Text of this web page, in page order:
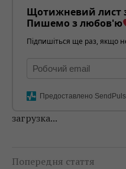
Щотижневий лист
Пишемо з любов'ю
Підпишіться ще раз, якщо
Предоставлено
загрузка...
Попередня стаття